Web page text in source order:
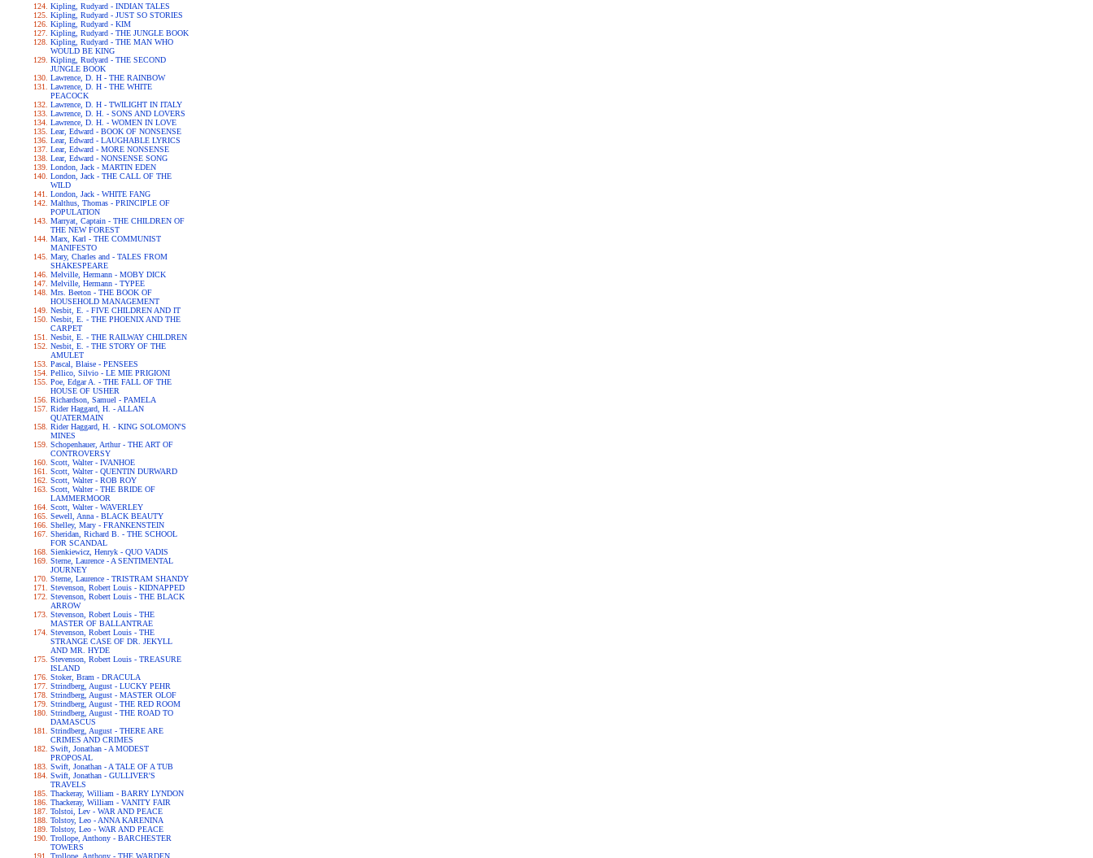
Kipling, Rudyard - INDIAN TALES
Kipling, Rudyard - JUST SO STORIES
Kipling, Rudyard - KIM
Kipling, Rudyard - THE JUNGLE BOOK
Kipling, Rudyard - THE MAN WHO
WOULD BE KING
Kipling, Rudyard - THE SECOND
JUNGLE BOOK
Lawrence, D. H - THE RAINBOW
Lawrence, D. H - THE WHITE
PEACOCK
Lawrence, D. H - TWILIGHT IN ITALY
Lawrence, D. H. - SONS AND LOVERS
Lawrence, D. H. - WOMEN IN LOVE
Lear, Edward - BOOK OF NONSENSE
Lear, Edward - LAUGHABLE LYRICS
Lear, Edward - MORE NONSENSE
Lear, Edward - NONSENSE SONG
London, Jack - MARTIN EDEN
London, Jack - THE CALL OF THE
WILD
London, Jack - WHITE FANG
Malthus, Thomas - PRINCIPLE OF
POPULATION
Marryat, Captain - THE CHILDREN OF
THE NEW FOREST
Marx, Karl - THE COMMUNIST
MANIFESTO
Mary, Charles and - TALES FROM
SHAKESPEARE
Melville, Hermann - MOBY DICK
Melville, Hermann - TYPEE
Mrs. Beeton - THE BOOK OF
HOUSEHOLD MANAGEMENT
Nesbit, E. - FIVE CHILDREN AND IT
Nesbit, E. - THE PHOENIX AND THE
CARPET
Nesbit, E. - THE RAILWAY CHILDREN
Nesbit, E. - THE STORY OF THE
AMULET
Pascal, Blaise - PENSEES
Pellico, Silvio - LE MIE PRIGIONI
Poe, Edgar A. - THE FALL OF THE
HOUSE OF USHER
Richardson, Samuel - PAMELA
Rider Haggard, H. - ALLAN
QUATERMAIN
Rider Haggard, H. - KING SOLOMON'S
MINES
Schopenhauer, Arthur - THE ART OF
CONTROVERSY
Scott, Walter - IVANHOE
Scott, Walter - QUENTIN DURWARD
Scott, Walter - ROB ROY
Scott, Walter - THE BRIDE OF
LAMMERMOOR
Scott, Walter - WAVERLEY
Sewell, Anna - BLACK BEAUTY
Shelley, Mary - FRANKENSTEIN
Sheridan, Richard B. - THE SCHOOL
FOR SCANDAL
Sienkiewicz, Henryk - QUO VADIS
Sterne, Laurence - A SENTIMENTAL
JOURNEY
Sterne, Laurence - TRISTRAM SHANDY
Stevenson, Robert Louis - KIDNAPPED
Stevenson, Robert Louis - THE BLACK
ARROW
Stevenson, Robert Louis - THE
MASTER OF BALLANTRAE
Stevenson, Robert Louis - THE
STRANGE CASE OF DR. JEKYLL
AND MR. HYDE
Stevenson, Robert Louis - TREASURE
ISLAND
Stoker, Bram - DRACULA
Strindberg, August - LUCKY PEHR
Strindberg, August - MASTER OLOF
Strindberg, August - THE RED ROOM
Strindberg, August - THE ROAD TO
DAMASCUS
Strindberg, August - THERE ARE
CRIMES AND CRIMES
Swift, Jonathan - A MODEST
PROPOSAL
Swift, Jonathan - A TALE OF A TUB
Swift, Jonathan - GULLIVER'S
TRAVELS
Thackeray, William - BARRY LYNDON
Thackeray, William - VANITY FAIR
Tolstoi, Lev - WAR AND PEACE
Tolstoy, Leo - ANNA KARENINA
Tolstoy, Leo - WAR AND PEACE
Trollope, Anthony - BARCHESTER
TOWERS
Trollope, Anthony - THE WARDEN